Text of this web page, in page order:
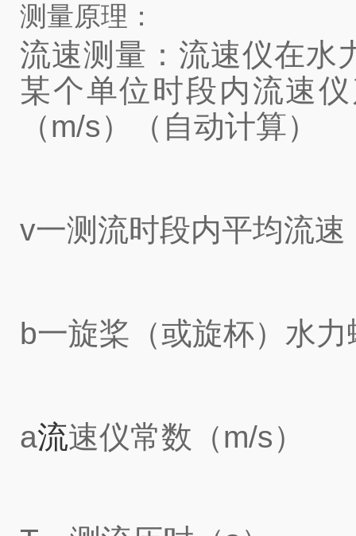
测量原理：
流速测量：流速仪在水
某个单位时段内流速
（m/s）（自动计算）
v一测流时段内平均流速
b一旋桨（或旋杯）水
a流速仪常数（m/s）